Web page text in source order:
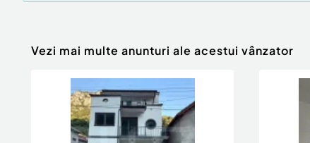
Vezi mai multe anunturi ale acestui vânzator